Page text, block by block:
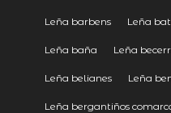
Leña barbens Leña
Leña baña Leña
Leña belianes Leña
Leña bergantiños